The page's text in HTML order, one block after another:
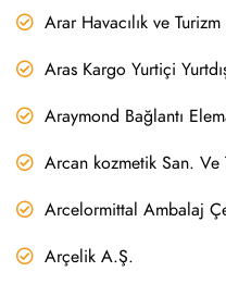
Arar Havacılık ve
Aras Kargo Yurtiçi
Araymond Bağlantı
Arcan kozmetik San.
Arcelormittal Ambalaj
Arçelik A.Ş.